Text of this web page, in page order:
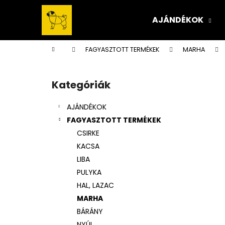
tartalomhoz
AJÁNDÉKOK
KezdőlapFAGYASZTOTT TERMÉKEK MARHA
Kategóriák
átugrása
Kategóriák
AJÁNDÉKOK
FAGYASZTOTT TERMÉKEK
CSIRKE
KACSA
LIBA
PULYKA
HAL, LAZAC
MARHA
BÁRÁNY
á
Vissza
a boltba
Vissza
a boltba